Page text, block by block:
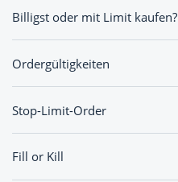
Billigst oder mit Limit kaufen?
Ordergültigkeiten
Stop-Limit-Order
Fill or Kill